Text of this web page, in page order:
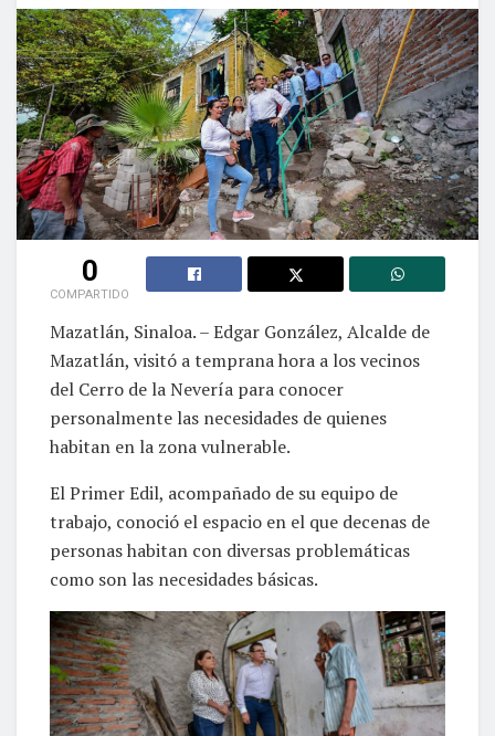
0
COMPARTIDO
Mazatlán, Sinaloa. – Edgar González, Alcalde de
Mazatlán, visitó a temprana hora a los vecinos
del Cerro de la Nevería para conocer
personalmente las necesidades de quienes
habitan en la zona vulnerable.
El Primer Edil, acompañado de su equipo de
trabajo, conoció el espacio en el que decenas de
personas habitan con diversas problemáticas
como son las necesidades básicas.